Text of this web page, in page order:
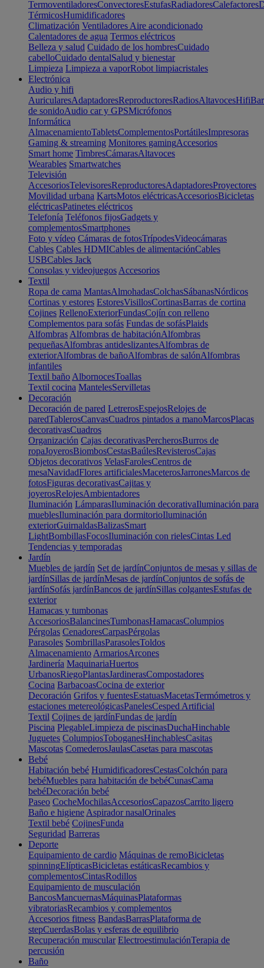
TermoventiladoresConvectoresEstufasRadiadoresCalefactores
TérmicosHumidificadores
Climatización Ventiladores Aire acondicionado
Calentadores de agua Termos eléctricos
Belleza y salud Cuidado de los hombresCuidado
cabelloCuidado dentalSalud y bienestar
Limpieza Limpieza a vaporRobot limpiacristales
Electrónica
Audio y hifi
AuricularesAdaptadoresReproductoresRadiosAltavocesHifi
de sonidoAudio car y GPSMicrófonos
Informática
AlmacenamientoTabletsComplementosPortátilesImpresoras
Gaming & streaming Monitores gamingAccesorios
Smart home TimbresCámarasAltavoces
Wearables Smartwatches
Televisión
AccesoriosTelevisoresReproductoresAdaptadoresProyectores
Movilidad urbana KartsMotos eléctricasAccesoriosBicicletas
eléctricasPatinetes eléctricos
Telefonía Teléfonos fijosGadgets y
complementosSmartphones
Foto y vídeo Cámaras de fotosTrípodesVideocámaras
Cables Cables HDMICables de alimentaciónCables
USBCables Jack
Consolas y videojuegos Accesorios
Textil
Ropa de cama MantasAlmohadasColchasSábanasNórdicos
Cortinas y estores EstoresVisillosCortinasBarras de cortina
Cojines RellenoExteriorFundasCojín con relleno
Complementos para sofás Fundas de sofásPlaids
Alfombras Alfombras de habitaciónAlfombras
pequeñasAlfombras antideslizantesAlfombras de
exteriorAlfombras de bañoAlfombras de salónAlfombras
infantiles
Textil baño AlbornocesToallas
Textil cocina MantelesServilletas
Decoración
Decoración de pared LetrerosEspejosRelojes de
paredTablerosCanvasCuadros pintados a manoMarcosPlacas
decorativasCuadros
Organización Cajas decorativasPercherosBurros de
ropaJoyerosBiombosCestasBaúlesRevisterosCajas
Objetos decorativos VelasFarolesCentros de
mesaNavidadFlores artificialesMaceterosJarronesMarcos de
fotosFiguras decorativasCajitas y
joyerosRelojesAmbientadores
Iluminación LámparasIluminación decorativaIluminación para
mueblesIluminación para dormitorioIluminación
exteriorGuirnaldasBalizasSmart
LightBombillasFocosIluminación con rielesCintas Led
Tendencias y temporadas
Jardín
Muebles de jardín Set de jardínConjuntos de mesas y sillas de
jardínSillas de jardínMesas de jardínConjuntos de sofás de
jardínSofás jardínBancos de jardínSillas colgantesEstufas de
exterior
Hamacas y tumbonas
AccesoriosBalancinesTumbonasHamacasColumpios
Pérgolas CenadoresCarpasPérgolas
Parasoles SombrillasParasolesToldos
Almacenamiento ArmariosArcones
Jardinería MaquinariaHuertos
UrbanosRiegoPlantasJardinerasCompostadores
Cocina BarbacoasCocina de exterior
Decoración Grifos y fuentesEstatuasMacetasTermómetros y
estaciones metereológicasPanelesCesped Artificial
Textil Cojines de jardínFundas de jardín
Piscina PlegableLimpieza de piscinasDuchaHinchable
Juguetes ColumpiosToboganesHinchablesCasitas
Mascotas ComederosJaulasCasetas para mascotas
Bebé
Habitación bebé HumidificadoresCestasColchón para
bebéMuebles para habitación de bebéCunasCama
bebéDecoración bebé
Paseo CocheMochilasAccesoriosCapazosCarrito ligero
Baño e higiene Aspirador nasalOrinales
Textil bebé CojinesFunda
Seguridad Barreras
Deporte
Equipamiento de cardio Máquinas de remoBicicletas
spinningElípticasBicicletas estáticasRecambios y
complementosCintasRodillos
Equipamiento de musculación
BancosMancuernasMáquinasPlataformas
vibratoriasRecambios y complementos
Accesorios fitness BandasBarrasPlataforma de
stepCuerdasBolas y esferas de equilibrio
Recuperación muscular ElectroestimulaciónTerapia de
percusión
Baño